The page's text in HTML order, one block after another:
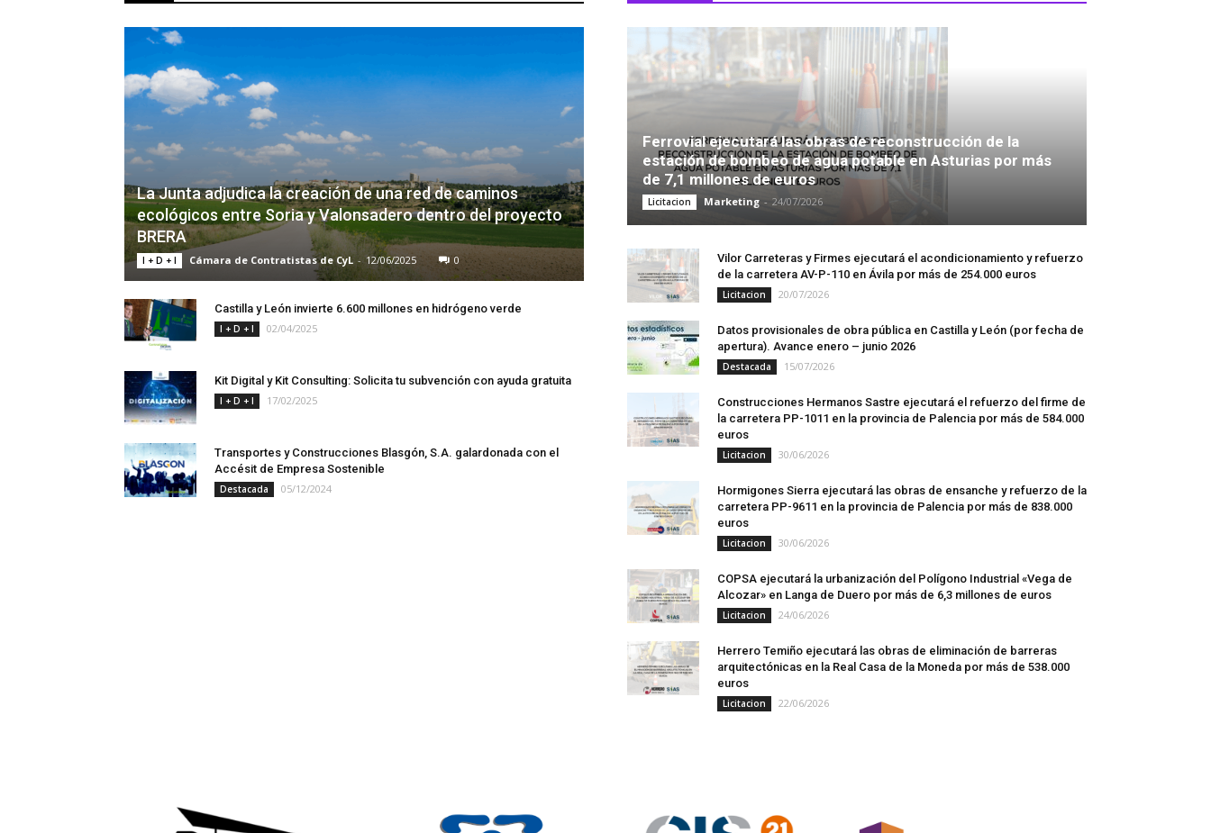
La Junta adjudica la creación de una red de caminos
ecológicos entre Soria y Valonsadero dentro del proyecto
BRERA
I + D + I Cámara de Contratistas de CyL - 12/06/2025 0
Castilla y León invierte 6.600 millones en hidrógeno verde
I + D + I 02/04/2025
Kit Digital y Kit Consulting: Solicita tu subvención con ayuda gratuita
I + D + I 17/02/2025
Transportes y Construcciones Blasgón, S.A. galardonada con el
Accésit de Empresa Sostenible
Destacada 05/12/2024
Ferrovial ejecutará las obras de reconstrucción de la
estación de bombeo de agua potable en Asturias por más
de 7,1 millones de euros
Licitacion Marketing - 24/07/2026
Vilor Carreteras y Firmes ejecutará el acondicionamiento y refuerzo
de la carretera AV-P-110 en Ávila por más de 254.000 euros
Licitacion 20/07/2026
Datos provisionales de obra pública en Castilla y León (por fecha de
apertura). Avance enero – junio 2026
Destacada 15/07/2026
Construcciones Hermanos Sastre ejecutará el refuerzo del firme de
la carretera PP-1011 en la provincia de Palencia por más de 584.000
euros
Licitacion 30/06/2026
Hormigones Sierra ejecutará las obras de ensanche y refuerzo de la
carretera PP-9611 en la provincia de Palencia por más de 838.000
euros
Licitacion 30/06/2026
COPSA ejecutará la urbanización del Polígono Industrial «Vega de
Alcozar» en Langa de Duero por más de 6,3 millones de euros
Licitacion 24/06/2026
Herrero Temiño ejecutará las obras de eliminación de barreras
arquitectónicas en la Real Casa de la Moneda por más de 538.000
euros
Licitacion 22/06/2026